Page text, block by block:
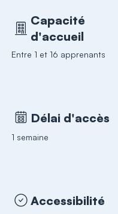
Capacité
d'accueil
Entre 1 et 16 apprenants
Délai d'accès
1 semaine
Accessibilité